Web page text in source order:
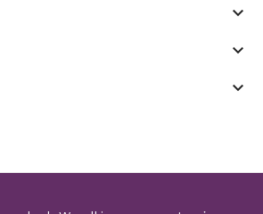
keyboard_arrow_down
keyboard_arrow_down
keyboard_arrow_down